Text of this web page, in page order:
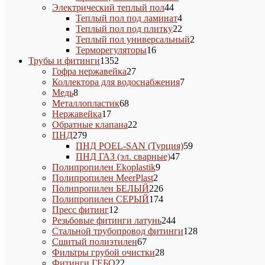
Электрический теплый пол4444
товара
Теплый пол под ламинат44
Теплый пол под плитку22
товара
Теплый пол универсальный2
Терморегуляторы1616
Трубы и фитинги1352
товара
Гофра нержавейка2727
товаров
Коллектора для водоснабжения77
Медь88
товаров
Металлопластик6868
Нержавейка1717
товаров
Обратные клапана22
ПНД279279
товаров
ПНД POEL-SAN (Турция)5959
ПНД ГАЗ (эл. сварные)4747
Полипропилен Ekoplastik99
Полипропилен MeerPlast2
товара
Полипропилен БЕЛЫЙ226226
товаров
Полипропилен СЕРЫЙ174174
Пресс фитинг12
товаров
Резьбовые фитинги латунь244244
товара
Стальной трубопровод фитинги128128
Сшитый полиэтилен6767
товаров
Фильтры грубой очистки2828
Фитинги ГЕБО22